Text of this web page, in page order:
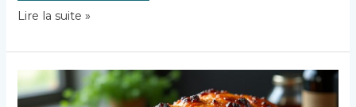
Comment
une
soleil
facile
Lire la suite »